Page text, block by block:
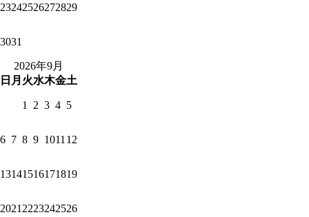
23242526272829
3031
2026年9月
日 月 火水木金土
1 2 3 4 5
6 7 8 9 1011 12
13141516171819
2021 2223242526